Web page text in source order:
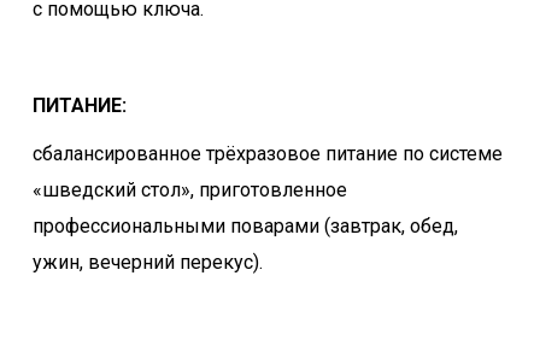
с помощью ключа.
ПИТАНИЕ:
сбалансированное трёхразовое питание по системе
«шведский стол», приготовленное
профессиональными поварами (завтрак, обед,
ужин, вечерний перекус).